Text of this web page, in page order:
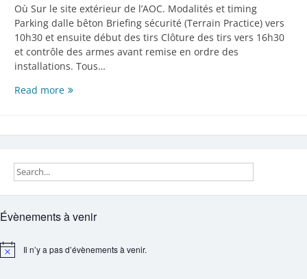
Où Sur le site extérieur de l’AOC. Modalités et timing
Parking dalle bêton Briefing sécurité (Terrain Practice) vers
10h30 et ensuite début des tirs Clôture des tirs vers 16h30
et contrôle des armes avant remise en ordre des
installations. Tous…
Read more2eme
Perdrix
2021
10
2021
Évènements à venir
Notice Il n’y a pas d’évènements à venir.